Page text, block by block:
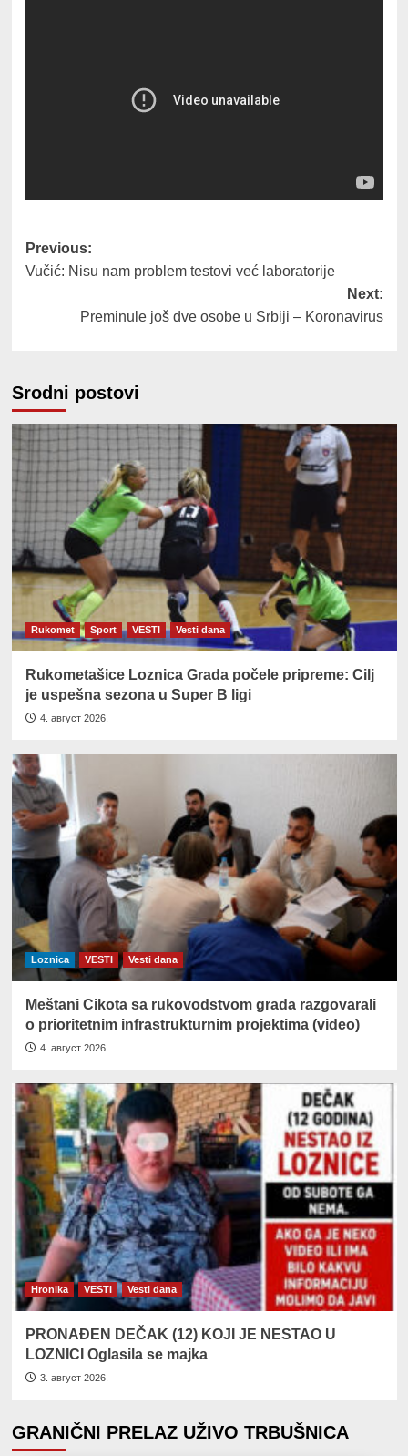
Post
navigation
Previous:
Vučić: Nisu nam problem testovi već laboratorije
Next:
Preminule još dve osobe u Srbiji – Koronavirus
Srodni postovi
Rukomet Sport VESTI Vesti dana
Rukometašice Loznica Grada počele pripreme: Cilj
je uspešna sezona u Super B ligi
4. август 2026.
Loznica VESTI Vesti dana
Meštani Cikota sa rukovodstvom grada razgovarali
o prioritetnim infrastrukturnim projektima (video)
4. август 2026.
Hronika VESTI Vesti dana
PRONAĐEN DEČAK (12) KOJI JE NESTAO U
LOZNICI Oglasila se majka
3. август 2026.
GRANIČNI PRELAZ UŽIVO TRBUŠNICA